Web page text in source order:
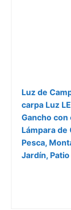
Luz de
carpa Luz
Gancho
Lámpara de
Pesca,
Jardín, Patio